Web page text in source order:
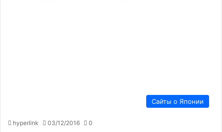
Сайты о Японии
hyperlink 03/12/2016 0